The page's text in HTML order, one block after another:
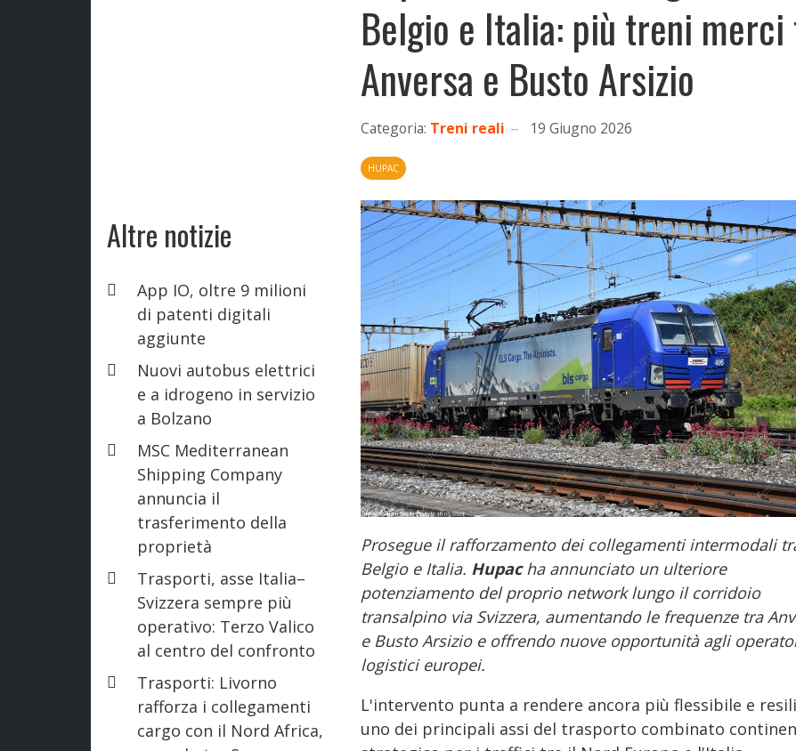
Altre notizie
App IO, oltre 9 milioni
di patenti digitali
aggiunte
Nuovi autobus elettrici
e a idrogeno in servizio
a Bolzano
MSC Mediterranean
Shipping Company
annuncia il
trasferimento della
proprietà
Trasporti, asse Italia–
Svizzera sempre più
operativo: Terzo Valico
al centro del confronto
Trasporti: Livorno
rafforza i collegamenti
cargo con il Nord Africa,
Belgio e Italia: più treni
Anversa e Busto Arsizio
Categoria: Treni reali 19 Giugno 2026
HUPAC
Prosegue il rafforzamento dei collegamenti intermodali
Belgio e Italia. Hupacha annunciato un ulteriore
potenziamento del proprio network lungo il corridoio
transalpino via Svizzera, aumentando le frequenze tra
e Busto Arsizio e offrendo nuove opportunità agli
logistici europei.
L'intervento punta a rendere ancora più flessibile e
uno dei principali assi del trasporto combinato